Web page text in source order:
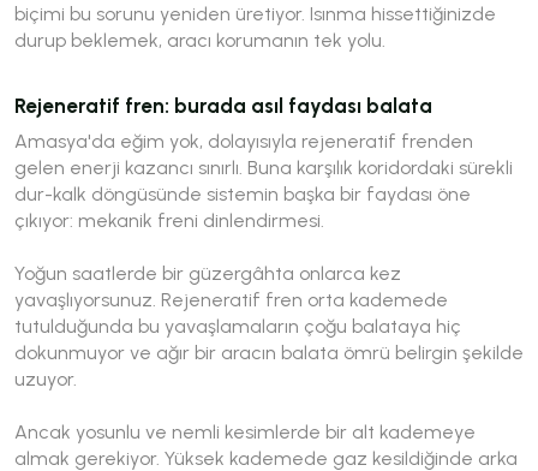
biçimi bu sorunu yeniden üretiyor. Isınma hissettiğinizde
durup beklemek, aracı korumanın tek yolu.
Rejeneratif fren: burada asıl faydası balata
Amasya'da eğim yok, dolayısıyla rejeneratif frenden
gelen enerji kazancı sınırlı. Buna karşılık koridordaki sürekli
dur-kalk döngüsünde sistemin başka bir faydası öne
çıkıyor: mekanik freni dinlendirmesi.
Yoğun saatlerde bir güzergâhta onlarca kez
yavaşlıyorsunuz. Rejeneratif fren orta kademede
tutulduğunda bu yavaşlamaların çoğu balataya hiç
dokunmuyor ve ağır bir aracın balata ömrü belirgin şekilde
uzuyor.
Ancak yosunlu ve nemli kesimlerde bir alt kademeye
almak gerekiyor. Yüksek kademede gaz kesildiğinde arka